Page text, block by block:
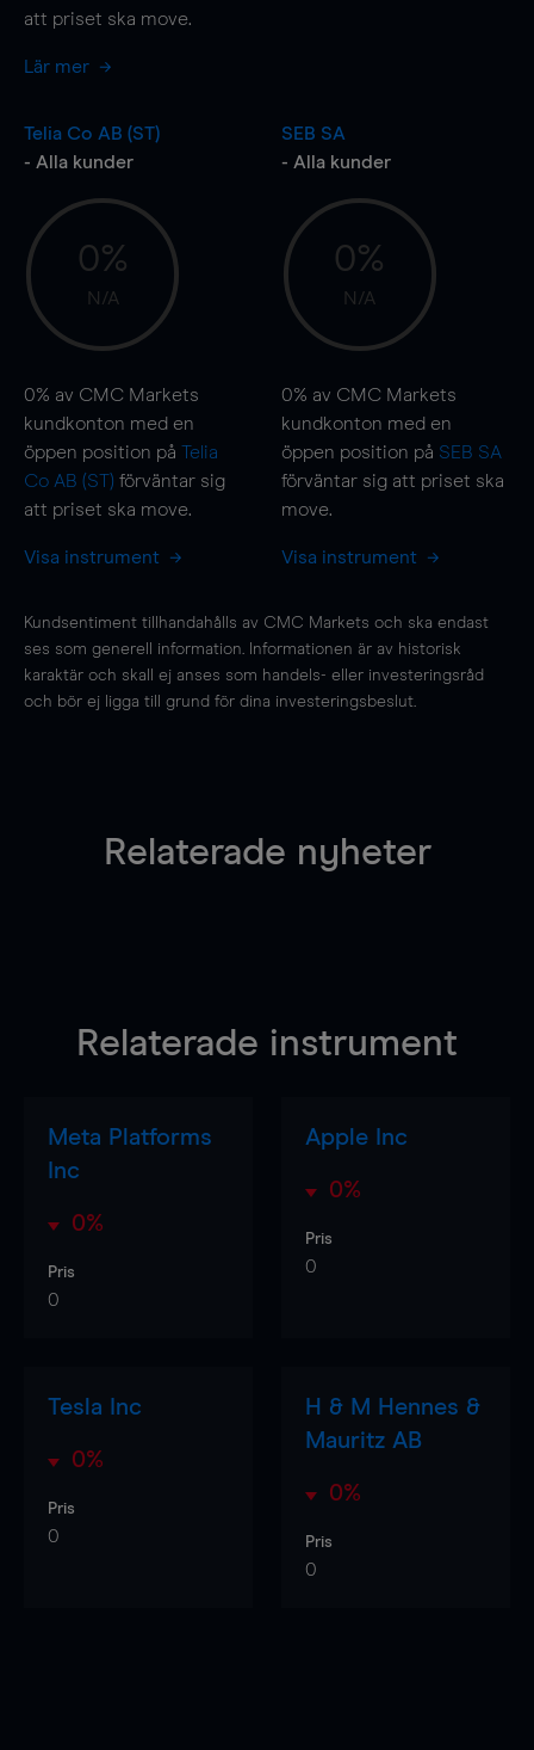
att priset ska move.
Lär mer
Telia Co AB (ST)
- Alla kunder
0%
N/A
0% av CMC Markets
kundkonton med en
öppen position på Telia
Co AB (ST) förväntar sig
att priset ska move.
Visa instrument
SEB SA
- Alla kunder
0%
N/A
0% av CMC Markets
kundkonton med en
öppen position på SEB SA
förväntar sig att priset ska
move.
Visa instrument
Kundsentiment tillhandahålls av CMC Markets och ska endast
ses som generell information. Informationen är av historisk
karaktär och skall ej anses som handels- eller investeringsråd
och bör ej ligga till grund för dina investeringsbeslut.
Relaterade nyheter
Relaterade instrument
Meta Platforms
Inc
0%
Pris
0
Apple Inc
0%
Pris
0
Tesla Inc
0%
Pris
0
H & M Hennes &
Mauritz AB
0%
Pris
0